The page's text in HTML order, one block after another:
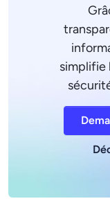
simplifie